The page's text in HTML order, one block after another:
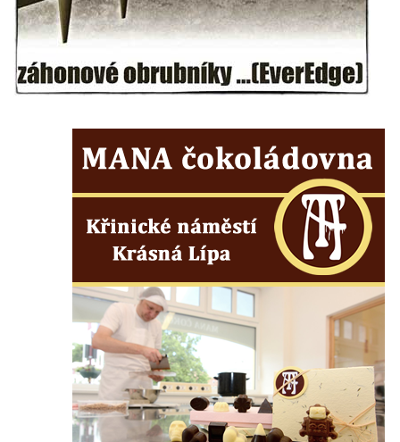
Centrální kříž bývalého hřbitova u kostela
svatého Václava v Rychnově u Jablonce
Misijní kříž na kostele svatého Václava v
Kříž u rozcestí u domu čp. 53 v Maršovicích
Centrální kříž hřbitova v Krásné u Pěnčína
Boží muka v zámeckém parku Dolního
zámku v Teplicích nad Metují
nad Metují
Kříž před kostelem Panny Marie Pomocné v
Teplicích nad Metují
Kříž na hřbitově v Teplicích nad Metují
Boží muka nad pramenem U svatého
Antoníčka v Teplicích nad Metují